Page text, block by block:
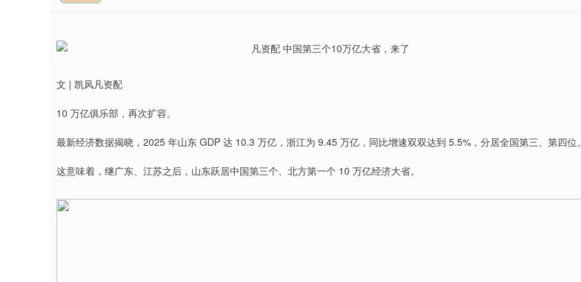
文 | 凯风凡资配
10 万亿俱乐部，再次扩容。
最新经济数据揭晓，2025 年山东 GDP 达 10.3 万亿，浙江为 9.45 万亿，同比增速双双达到 5.5%，分居全国第三、第四位。
这意味着，继广东、江苏之后，山东跃居中国第三个、北方第一个 10 万亿经济大省。